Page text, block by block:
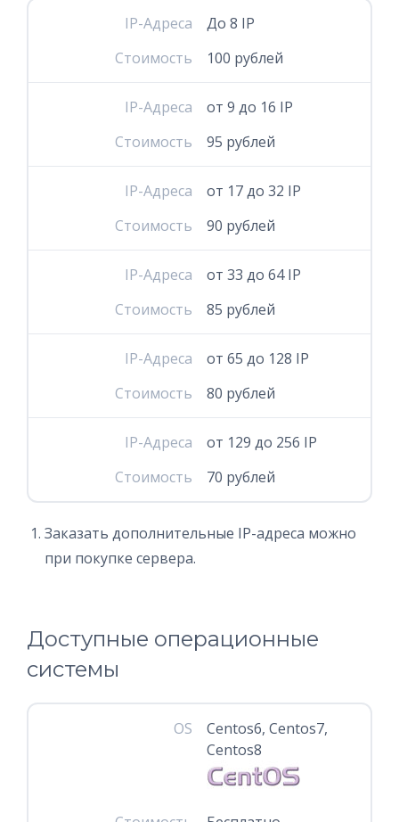
IP-Адреса
До 8 IP
Стоимость
100 рублей
IP-Адреса
от 9 до 16 IP
Стоимость
95 рублей
IP-Адреса
от 17 до 32 IP
Стоимость
90 рублей
IP-Адреса
от 33 до 64 IP
Стоимость
85 рублей
IP-Адреса
от 65 до 128 IP
Стоимость
80 рублей
IP-Адреса
от 129 до 256 IP
Стоимость
70 рублей
Заказать дополнительные IP-адреса можно
при покупке сервера.
Доступные операционные
системы
OS
Centos6, Centos7,
Centos8